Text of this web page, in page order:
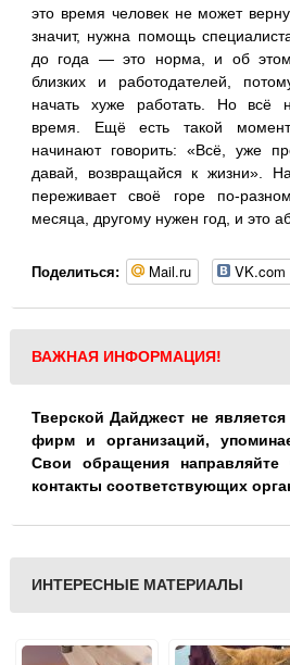
это время человек не может
значит, нужна помощь
до года — это норма, и об этом
близких и работодателей,
начать хуже работать. Но всё
время. Ещё есть такой
начинают говорить: «Всё, уже
давай, возвращайся к жизни».
переживает своё горе по-
месяца, другому нужен год, и это
Поделиться: Mail.ru VK.com
ВАЖНАЯ ИНФОРМАЦИЯ!
Тверской Дайджест не
фирм и организаций,
Свои обращения
контакты соответствующих
ИНТЕРЕСНЫЕ МАТЕРИАЛЫ